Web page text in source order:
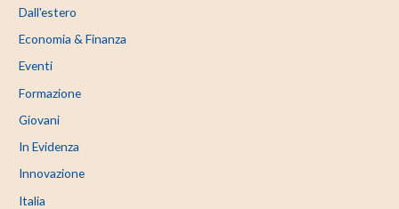
Dall'estero
Economia & Finanza
Eventi
Formazione
Giovani
In Evidenza
Innovazione
Italia